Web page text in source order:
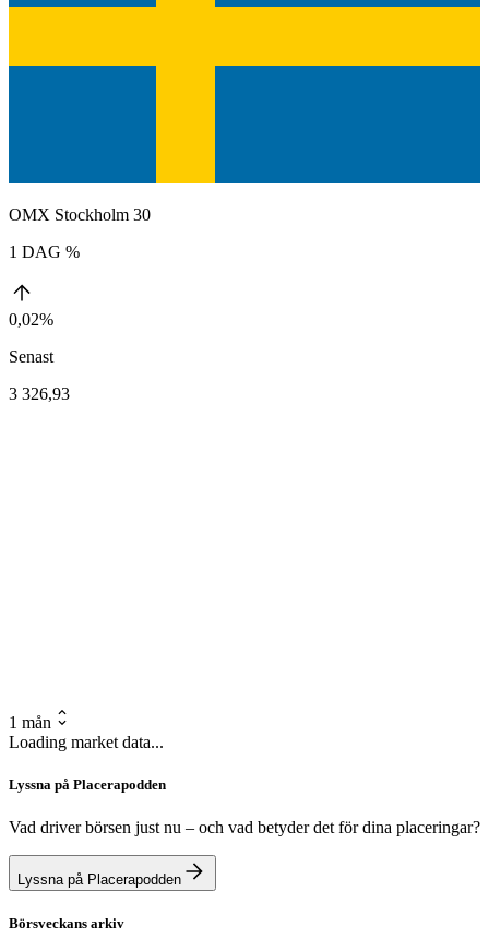
OMX Stockholm 30
1 DAG %
0,02%
Senast
3 326,93
1 mån
Loading market data...
Lyssna på Placerapodden
Vad driver börsen just nu – och vad betyder det för dina placeringar?
Lyssna på Placerapodden
Börsveckans arkiv